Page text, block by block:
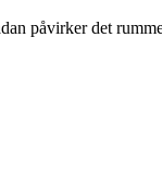
påvirker det